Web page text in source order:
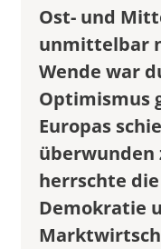
Ost- und
unmittelbar
Wende war
Optimismus
Europas
überwunden
herrschte
Demokratie